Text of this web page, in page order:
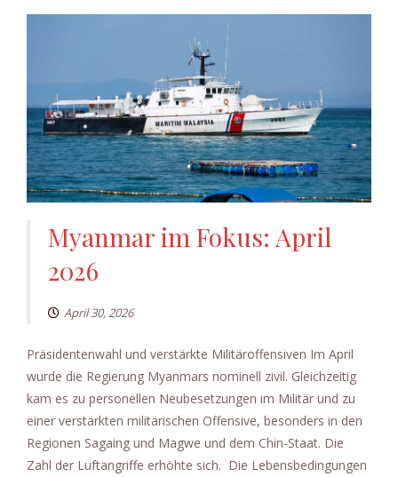
Myanmar im Fokus: April
2026
April 30, 2026
Präsidentenwahl und verstärkte Militäroffensiven Im April
wurde die Regierung Myanmars nominell zivil. Gleichzeitig
kam es zu personellen Neubesetzungen im Militär und zu
einer verstärkten militärischen Offensive, besonders in den
Regionen Sagaing und Magwe und dem Chin-Staat. Die
Zahl der Luftangriffe erhöhte sich. Die Lebensbedingungen